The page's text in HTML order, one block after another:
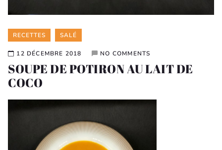
Categories
RECETTES SALÉ
12 DÉCEMBRE 2018 NO COMMENTS
SOUPE DE POTIRON AU LAIT DE
COCO